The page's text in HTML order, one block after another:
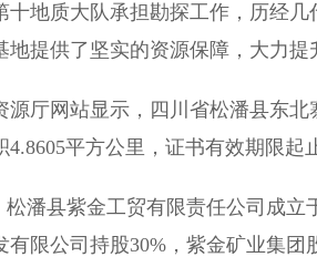
十地质大队承担勘探工作，历经
提供了坚实的资源保障，大力提
源厅网站显示，四川省松潘县东
平方公里，证书有效期限起
松潘县紫金工贸有限责任公司成立
有限公司持股30%，紫金矿业集